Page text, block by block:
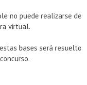
no puede realizarse de
virtual.
bases será resuelto